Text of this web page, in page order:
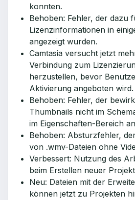
konnten.
Behoben: Fehler, der dazu
Lizenzinformationen in
angezeigt wurden.
Camtasia versucht jetzt
Verbindung zum
herzustellen, bevor
Aktivierung angeboten wird.
Behoben: Fehler, der
Thumbnails nicht im
im Eigenschaften-Bereich
Behoben: Absturzfehler,
von .wmv-Dateien ohne
Verbessert: Nutzung des
beim Erstellen neuer
Neu: Dateien mit der
können jetzt zu Projekten